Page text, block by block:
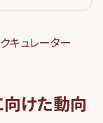
キュレーター
けた動向